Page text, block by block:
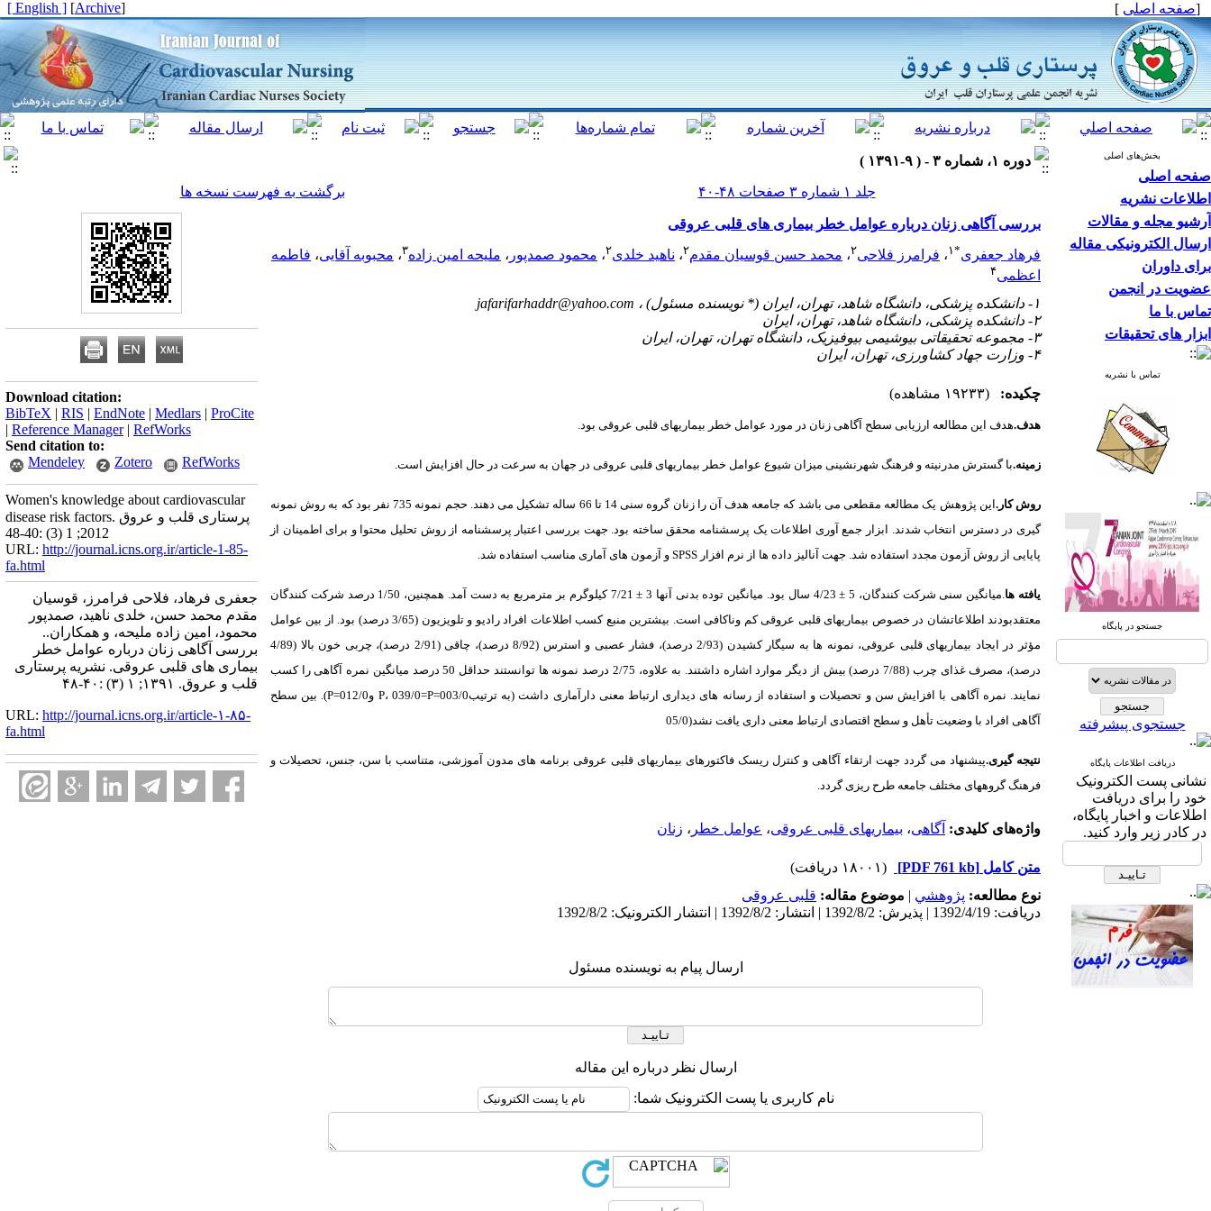
[صفحه اصلی ]
[
Archive
]
[ English ]
بخش‌های اصلی
صفحه اصلی
اطلاعات نشریه
آرشیو مجله و مقالات
ارسال الکترونیکی مقاله
برای داوران
عضویت در انجمن
تماس با ما
ابزار های تحقیقات
تماس با نشریه
صندوق پستی:
تلفاکس: 23922270-021
تلفن: 6-22663165-021
آدرس پایگاه الکترونیکی:
http://journal.icns.org.ir
آدرس‌ پست الکترونیکی انجمن:
info@icns.org.ir
آدرس پست الکترونیکی نشریه:
نشانی مجله: تهران، خیابان ولیعصر،
ابتدای بزرگراه نیایش، بیمارستان
قلب شهید رجایی- ساختمان انجمن
پرستاری قلب و عروق ایران
جستجو در پایگاه
جستجوی پیشرفته
دریافت اطلاعات پایگاه
نشانی پست الکترونیک
خود را برای دریافت
اطلاعات و اخبار پایگاه،
در کادر زیر وارد کنید.
دوره ۱، شماره ۳ - ( ۹-۱۳۹۱ )
جلد ۱ شماره ۳ صفحات ۴۸-۴۰
برگشت به فهرست نسخه ها
بررسی آگاهی زنان درباره عوامل خطر بیماری های قلبی عروقی
فرهاد جعفری*۱ ، فرامرز فلاحی۲، محمد حسن قوسیان مقدم۲، ناهید خلدی۲، محمود صمدپور ، ملیحه امین زاده۳، محبوبه آقایی، فاطمه
اعظمی۴
۱- دانشکده پزشکی، دانشگاه شاهد، تهران، ایران (* نویسنده مسئول) ،
jafarifarhaddr@yahoo.com
۲- دانشکده پزشکی، دانشگاه شاهد، تهران، ایران
۳- مجموعه تحقیقاتی بیوشیمی بیوفیزیک، دانشگاه تهران، تهران، ایران
۴- وزارت جهاد کشاورزی، تهران، ایران
چکیده: (۱۹۲۳۳ مشاهده)
هدف.هدف این مطالعه ارزیابی سطح آگاهی زنان در مورد عوامل خطر بیماریهای قلبی عروقی بود.
زمینه.با گسترش مدرنیته و فرهنگ شهرنشینی میزان شیوع عوامل خطر بیماریهای قلبی عروقی در جهان به سرعت در حال افزایش است.
روش کار.
این پژوهش یک مطالعه مقطعی می باشد که جامعه هدف آن را زنان گروه سنی 14 تا 66 ساله تشکیل می دهند. حجم نمونه 735 نفر بود که به روش نمونه
گیری در دسترس انتخاب شدند. ابزار جمع آوری اطلاعات یک پرسشنامه محقق ساخته بود. جهت بررسی اعتبار پرسشنامه از روش تحلیل محتوا و برای اطمینان از
پایایی از روش آزمون مجدد استفاده شد. جهت آنالیز داده ها از نرم افزار SPSS و آزمون های آماری مناسب استفاده شد.
یافته ها.
میانگین سنی شرکت کنندگان، 5 ± 4/23 سال بود. میانگین توده بدنی آنها 3 ± 7/21 کیلوگرم بر مترمربع به دست آمد. همچنین، 1/50 درصد شرکت کنندگان
معتقدبودند اطلاعاتشان در خصوص بیماریهای قلبی عروقی کم وناکافی است. بیشترین منبع کسب اطلاعات افراد رادیو و تلویزیون (3/65 درصد) بود. از بین عوامل
مؤثر در ایجاد بیماریهای قلبی عروقی، نمونه ها به سیگار کشیدن (2/93 درصد)، فشار عصبی و استرس (8/92 درصد)، چاقی (2/91 درصد)، چربی خون بالا (4/89
درصد)، مصرف غذای چرب (7/88 درصد) بیش از دیگر موارد اشاره داشتند. به علاوه، 2/75 درصد نمونه ها توانستند حداقل 50 درصد میانگین نمره آگاهی را کسب
نمایند. نمره آگاهی با افزایش سن و تحصیلات و استفاده از رسانه های دیداری ارتباط معنی دارآماری داشت (به ترتیب003/0=P، 039/0=P و012/0=P). بین سطح
آگاهی افراد با وضعیت تأهل و سطح اقتصادی ارتباط معنی داری یافت نشد(05/0
نتیجه گیری.پیشنهاد می گردد جهت ارتقاء آگاهی و کنترل ریسک فاکتورهای بیماریهای قلبی عروقی برنامه های مدون آموزشی، متناسب با سن، جنس، تحصیلات و
فرهنگ گروههای مختلف جامعه طرح ریزی گردد.
واژه‌های کلیدی: آگاهی، بیماریهای قلبی عروقی، عوامل خطر ، زنان
متن کامل [PDF 761 kb]
(۱۸۰۰۱ دریافت)
نوع مطالعه: پژوهشي | موضوع مقاله: قلبی عروقی
دریافت: 1392/4/19 | پذیرش: 1392/8/2 | انتشار: 1392/8/2 | انتشار الکترونیک: 1392/8/2
ارسال پیام به نویسنده مسئول
ارسال نظر درباره این مقاله
نام کاربری یا پست الکترونیک شما:
Download citation:
BibTeX | RIS | EndNote | Medlars | ProCite
| Reference Manager| RefWorks
Send citation to:
Mendeley
Zotero RefWorks
Women's knowledge about cardiovascular
disease risk factors. پرستاری قلب و عروق
2012; 1 (3) :40-48
URL: http://journal.icns.org.ir/article-1-85-
fa.html
جعفری فرهاد، فلاحی فرامرز، قوسیان
مقدم محمد حسن، خلدی ناهید، صمدپور
محمود، امین زاده ملیحه، و همکاران..
بررسی آگاهی زنان درباره عوامل خطر
بیماری های قلبی عروقی. نشریه پرستاری
قلب و عروق. ۱۳۹۱; ۱ (۳) :۴۰-۴۸
URL: http://journal.icns.org.ir/article-۱-۸۵-
fa.html